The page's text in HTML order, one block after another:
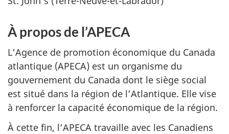
À propos de l’APECA
L’Agence de promotion économique du Canada
atlantique (APECA) est un organisme du
gouvernement du Canada dont le siège social
est situé dans la région de l’Atlantique. Elle vise
à renforcer la capacité économique de la région.
À cette fin, l’APECA travaille avec les Canadiens